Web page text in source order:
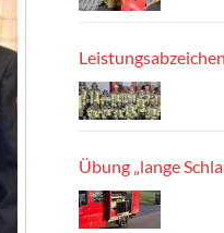
Übung „lange